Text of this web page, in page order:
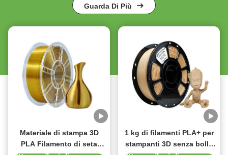
Guarda Di Più
Materiale di stampa 3D
PLA Filamento di seta
1 kg di filamenti PLA+ per
stampanti 3D senza bolle